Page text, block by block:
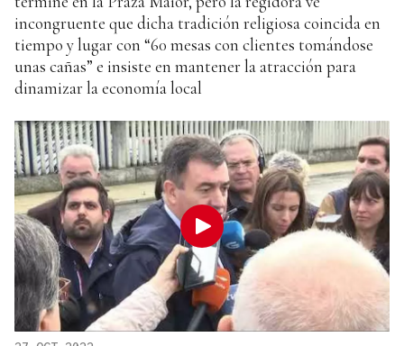
incongruente que dicha tradición religiosa coincida en
tiempo y lugar con “60 mesas con clientes tomándose
unas cañas” e insiste en mantener la atracción para
dinamizar la economía local